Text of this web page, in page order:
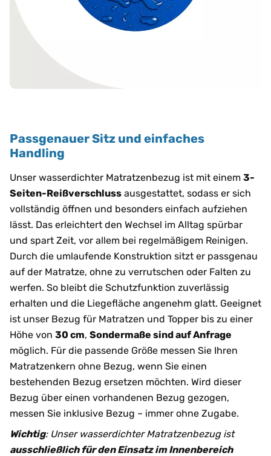
Passgenauer Sitz und einfaches
Handling
Unser wasserdichter Matratzenbezug ist mit einem 3-
Seiten-Reißverschluss ausgestattet, sodass er sich
vollständig öffnen und besonders einfach aufziehen
lässt. Das erleichtert den Wechsel im Alltag spürbar
und spart Zeit, vor allem bei regelmäßigem Reinigen.
Durch die umlaufende Konstruktion sitzt er passgenau
auf der Matratze, ohne zu verrutschen oder Falten zu
werfen. So bleibt die Schutzfunktion zuverlässig
erhalten und die Liegefläche angenehm glatt. Geeignet
ist unser Bezug für Matratzen und Topper bis zu einer
Höhe von 30 cm, Sondermaße sind auf Anfrage
möglich. Für die passende Größe messen Sie Ihren
Matratzenkern ohne Bezug, wenn Sie einen
bestehenden Bezug ersetzen möchten. Wird dieser
Bezug über einen vorhandenen Bezug gezogen,
messen Sie inklusive Bezug – immer ohne Zugabe.
Wichtig: Unser wasserdichter Matratzenbezug ist
ausschließlich für den Einsatz im Innenbereich